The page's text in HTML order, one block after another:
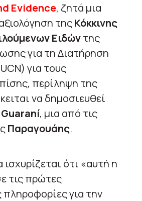
Evidence, ζητά μια
τηςΚόκκινης
Ειδώντης
για τη Διατήρηση
για τους
περίληψη της
να δημοσιευθεί
Guaraní, μια από τις
Παραγουάης.
ισχυρίζεται ότι «αυτή η
τις πρώτες
πληροφορίες για την